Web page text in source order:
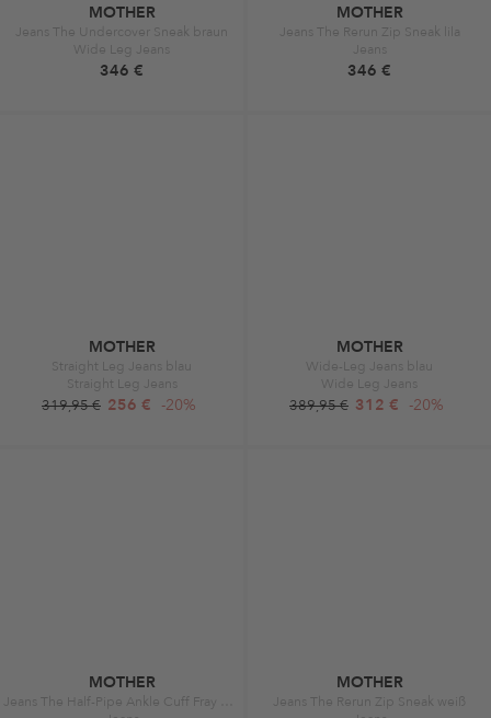
MOTHER
Jeans The Undercover Sneak braun
Wide Leg Jeans
346 €
MOTHER
Jeans The Rerun Zip Sneak lila
Jeans
346 €
MOTHER
Straight Leg Jeans blau
Straight Leg Jeans
319,95 € 256 € -20%
MOTHER
Wide-Leg Jeans blau
Wide Leg Jeans
389,95 € 312 € -20%
MOTHER MOTHER
Jeans The Rerun Zip Sneak weiß